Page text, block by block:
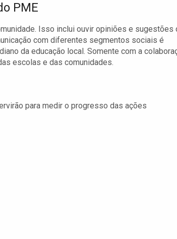
PME
Isso inclui ouvir opiniões e sugestões
com diferentes segmentos sociais é
da educação local. Somente com a
escolas e das comunidades.
para medir o progresso das ações